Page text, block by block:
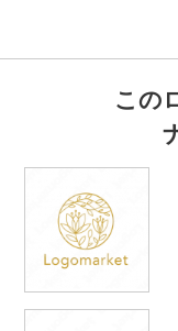
この